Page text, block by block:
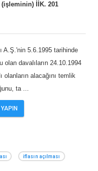
İİK. 201
A.Ş.'nin 5.6.1995 tarihinde
olan davalıların 24.10.1994
alacağını temlik
ta ...
iflasın açılması